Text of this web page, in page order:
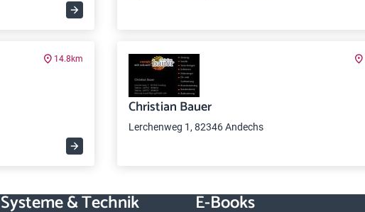
14.8km
Christian Bauer
Lerchenweg 1, 82346 Andechs
Systeme & Technik E-Books